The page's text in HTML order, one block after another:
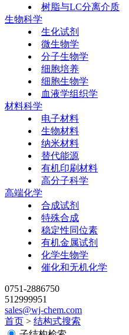
树脂与LC分离介质
生物科学
生化试剂
微生物学
分子生物学
细胞培养
细胞生物学
血液学组织学
材料科学
电子材料
生物材料
纳米材料
替代能源
有机印刷材料
高分子科学
高端化学
合成试剂
特殊合成
稳定性同位素
有机金属试剂
化学生物学
催化和无机化学
0751-2886750
512999951
sales@wj-chem.com
首页 > 结构式搜索